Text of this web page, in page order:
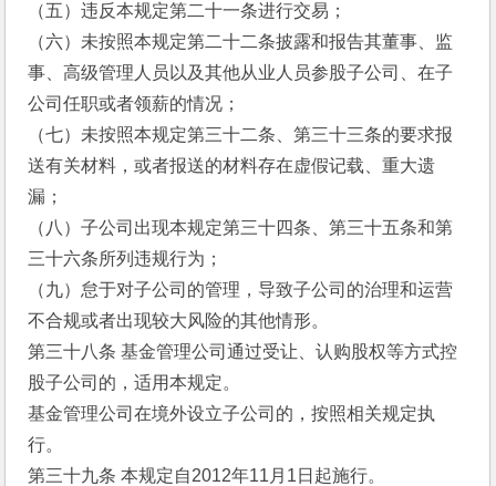
（五）违反本规定第二十一条进行交易；
（六）未按照本规定第二十二条披露和报告其董事、监
事、高级管理人员以及其他从业人员参股子公司、在子
公司任职或者领薪的情况；
（七）未按照本规定第三十二条、第三十三条的要求报
送有关材料，或者报送的材料存在虚假记载、重大遗
漏；
（八）子公司出现本规定第三十四条、第三十五条和第
三十六条所列违规行为；
（九）怠于对子公司的管理，导致子公司的治理和运营
不合规或者出现较大风险的其他情形。
第三十八条 基金管理公司通过受让、认购股权等方式控
股子公司的，适用本规定。
基金管理公司在境外设立子公司的，按照相关规定执
行。
第三十九条 本规定自2012年11月1日起施行。